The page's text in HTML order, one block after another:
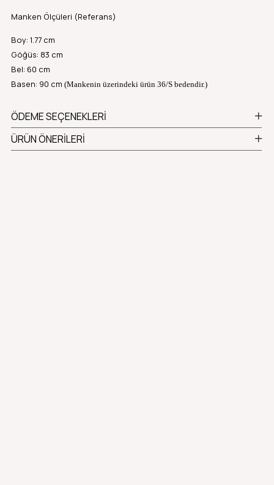
Manken Ölçüleri (Referans)
Boy: 1.77 cm
Göğüs: 83 cm
Bel: 60 cm
Basen: 90 cm (Mankenin üzerindeki ürün 36/S bedendir.)
ÖDEME SEÇENEKLERI
ÜRÜN ÖNERILERI